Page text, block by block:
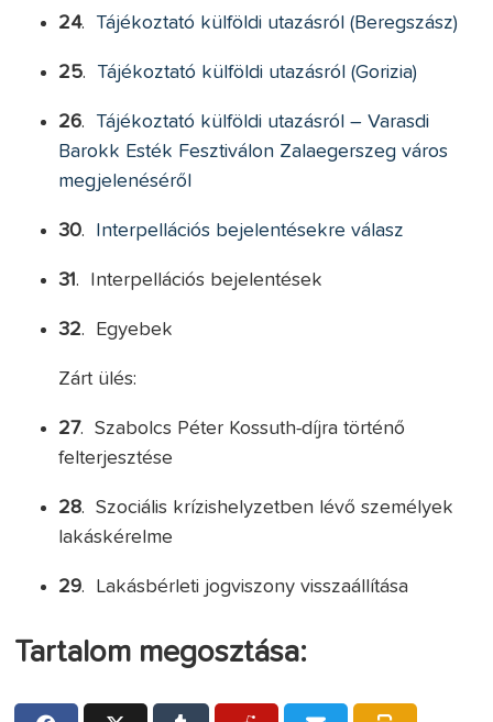
24. Tájékoztató külföldi utazásról (Beregszász)
25. Tájékoztató külföldi utazásról (Gorizia)
26.
Tájékoztató külföldi utazásról – Varasdi
Barokk Esték Fesztiválon Zalaegerszeg város
megjelenéséről
30. Interpellációs bejelentésekre válasz
31. Interpellációs bejelentések
32. Egyebek
Zárt ülés:
27. Szabolcs Péter Kossuth-díjra történő
felterjesztése
28. Szociális krízishelyzetben lévő személyek
lakáskérelme
29. Lakásbérleti jogviszony visszaállítása
Tartalom megosztása: